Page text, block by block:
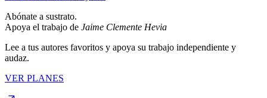
Abónate a sustrato.
Apoya el trabajo de Jaime Clemente Hevia
Lee a tus autores favoritos y apoya su trabajo independiente y
audaz.
VER PLANES